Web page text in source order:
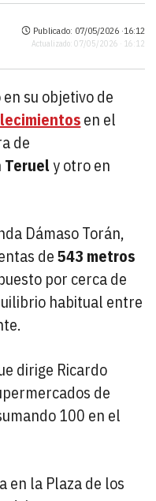
Publicado: 07/05/2026 ·16:12
Actualizado: 07/05/2026 · 16:12
su objetivo de
en el
de
Teruely otro en
Dámaso Torán,
de543 metros
por cerca de
habitual entre
dirige Ricardo
de
100 en el
en la Plaza de los